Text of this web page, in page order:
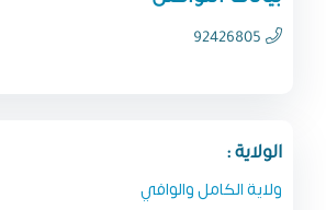
الولاية :
ولاية الكامل والوافي